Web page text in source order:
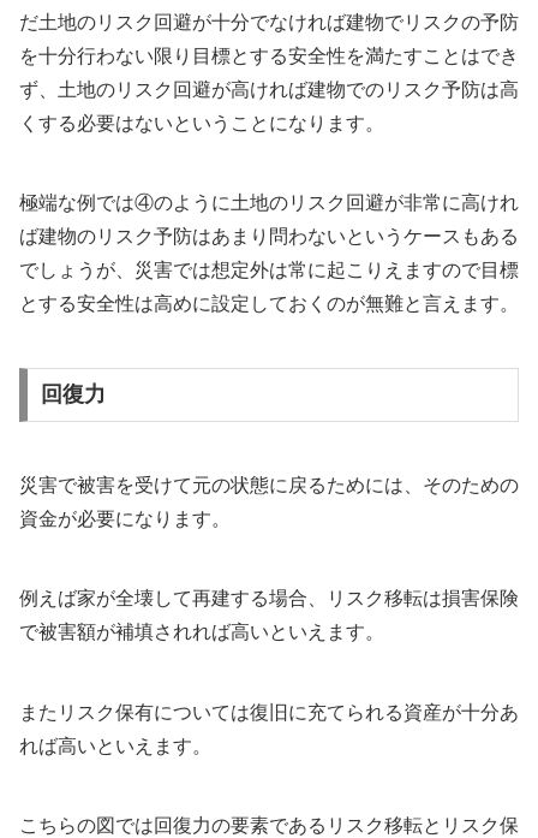
だ土地のリスク回避が十分でなければ建物でリスクの予防
を十分行わない限り目標とする安全性を満たすことはでき
ず、土地のリスク回避が高ければ建物でのリスク予防は高
くする必要はないということになります。
極端な例では④のように土地のリスク回避が非常に高けれ
ば建物のリスク予防はあまり問わないというケースもある
でしょうが、災害では想定外は常に起こりえますので目標
とする安全性は高めに設定しておくのが無難と言えます。
回復力
災害で被害を受けて元の状態に戻るためには、そのための
資金が必要になります。
例えば家が全壊して再建する場合、リスク移転は損害保険
で被害額が補填されれば高いといえます。
またリスク保有については復旧に充てられる資産が十分あ
れば高いといえます。
こちらの図では回復力の要素であるリスク移転とリスク保